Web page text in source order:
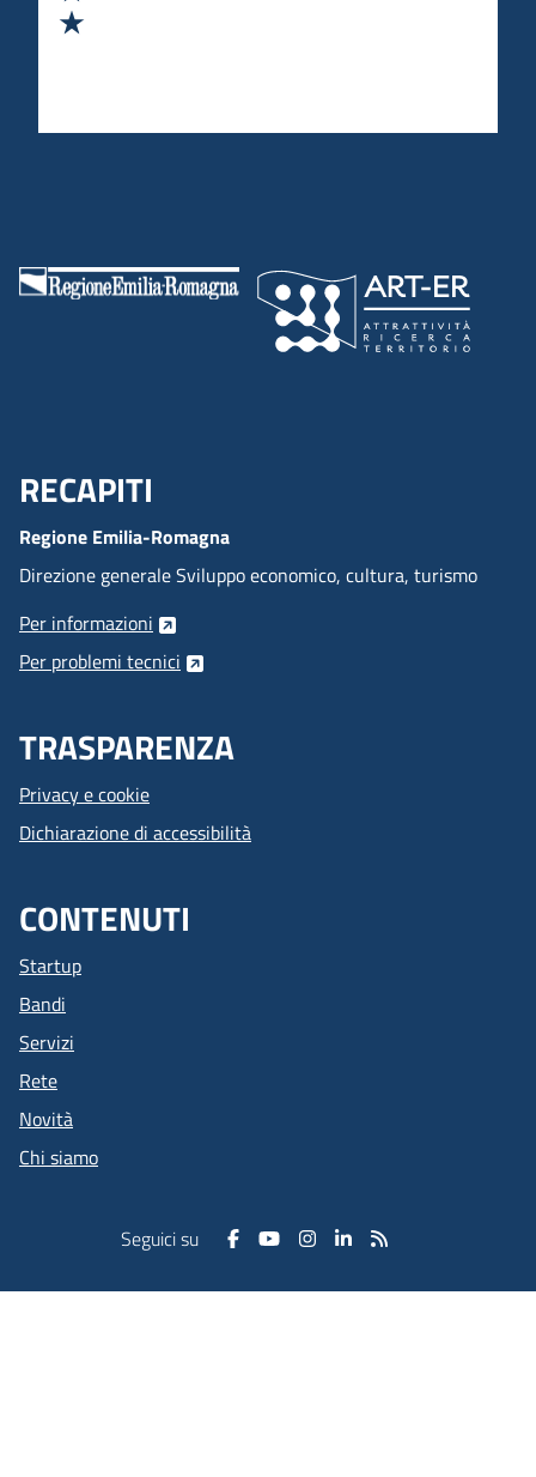
Menu Footer
RECAPITI
Regione Emilia-Romagna
Direzione generale Sviluppo economico, cultura, turismo
Per informazioni
Per problemi tecnici
TRASPARENZA
Privacy e cookie
Dichiarazione di accessibilità
CONTENUTI
Startup
Bandi
Servizi
Rete
Novità
Chi siamo
Seguici su